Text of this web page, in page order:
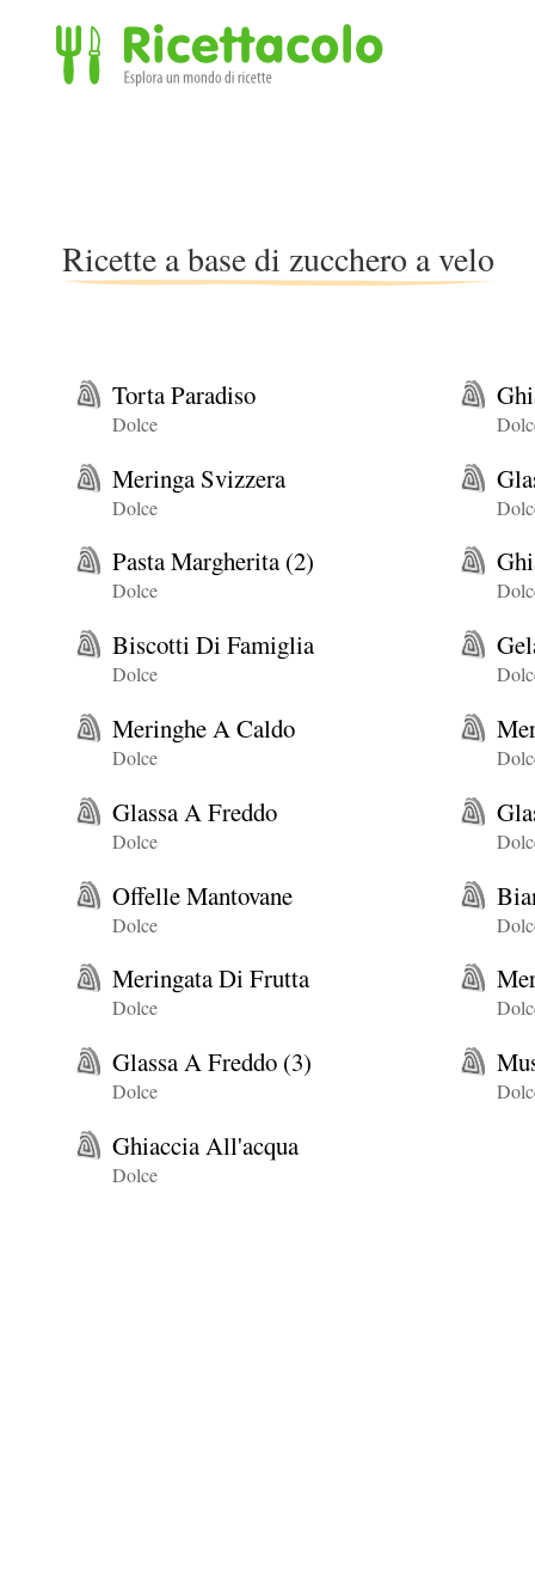
Ricette a base di zucchero a velo
Torta Paradiso
Dolce
Meringa Svizzera
Dolce
Pasta Margherita (2)
Dolce
Biscotti Di Famiglia
Dolce
Meringhe A Caldo
Dolce
Glassa A Freddo
Dolce
Offelle Mantovane
Dolce
Meringata Di Frutta
Dolce
Glassa A Freddo (3)
Dolce
Ghiaccia All'acqua
Dolce